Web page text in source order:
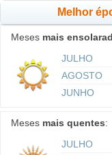
Melhor
Meses mais
JULHO
AGOSTO
JUNHO
Meses mais quentes:
JULHO